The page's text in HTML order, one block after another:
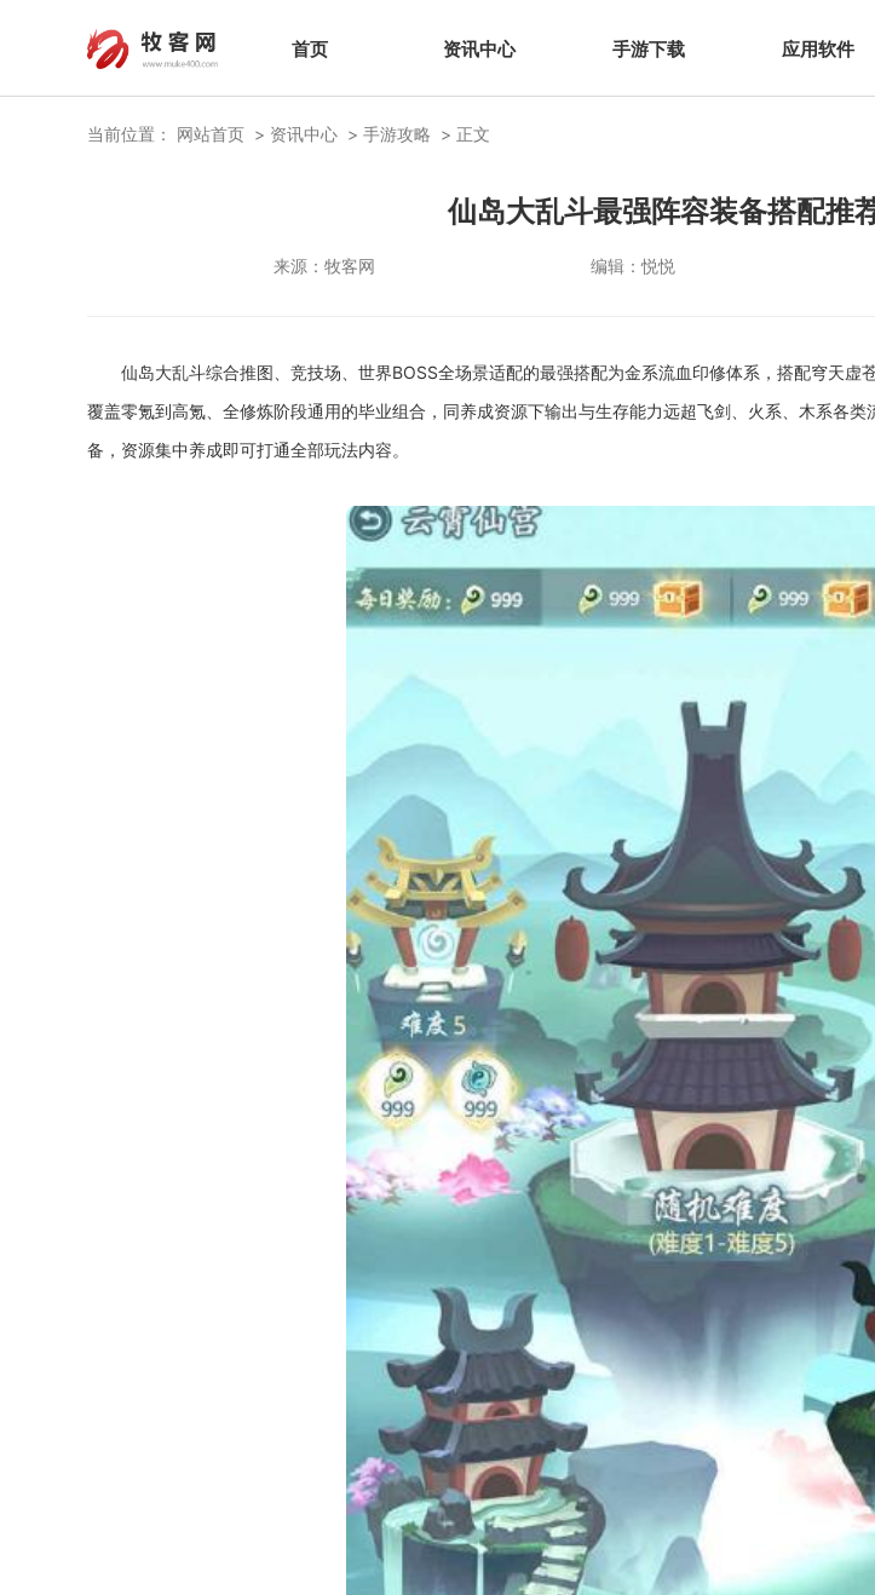
首页 资讯中心 手游下载 应用软件
当前位置： 网站首页 资讯中心 手游攻略 正文
仙岛大乱斗最强阵容装备搭配推
来源：牧客网 编辑：悦悦
仙岛大乱斗综合推图、竞技场、世界BOSS全场景适配的最强搭配为金系流血印修体系，搭配穹天
覆盖零氪到高氪、全修炼阶段通用的毕业组合，同养成资源下输出与生存能力远超飞剑、火系、木系各
备，资源集中养成即可打通全部玩法内容。